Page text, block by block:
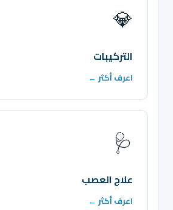
💎
التركيبات
اعرف أكثر ←
🩺
علاج العصب
اعرف أكثر ←